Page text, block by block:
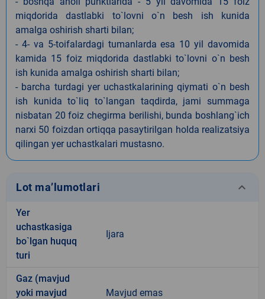
miqdorida dastlabki to`lovni o`n besh ish kunida
amalga oshirish sharti bilan;
- 4- va 5-toifalardagi tumanlarda esa 10 yil davomida
kamida 15 foiz miqdorida dastlabki to`lovni o`n besh
ish kunida amalga oshirish sharti bilan;
- barcha turdagi yer uchastkalarining qiymati o`n besh
ish kunida to`liq to`langan taqdirda, jami summaga
nisbatan 20 foiz chegirma berilishi, bunda boshlang`ich
narxi 50 foizdan ortiqqa pasaytirilgan holda realizatsiya
qilingan yer uchastkalari mustasno.
Lot ma’lumotlari keyboard_arrow_down
Yer
uchastkasiga
bo`lgan huquq
turi
Ijara
Gaz (mavjud
yoki mavjud
Mavjud emas